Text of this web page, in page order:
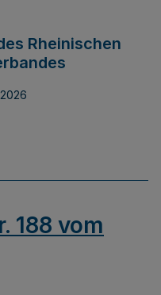
Rheinischen
188 vom